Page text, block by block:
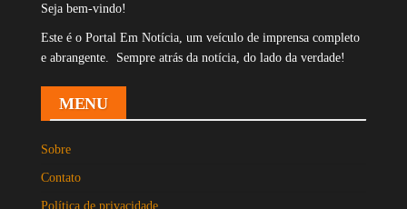
Seja bem-vindo!
Este é o Portal Em Notícia, um veículo de imprensa completo
e abrangente. Sempre atrás da notícia, do lado da verdade!
MENU
Sobre
Contato
Política de privacidade